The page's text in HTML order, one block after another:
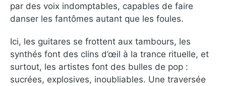
par des voix indomptables, capables de faire
danser les fantômes autant que les foules.
Ici, les guitares se frottent aux tambours, les
synthés font des clins d’œil à la trance rituelle, et
surtout, les artistes font des bulles de pop :
sucrées, explosives, inoubliables. Une traversée